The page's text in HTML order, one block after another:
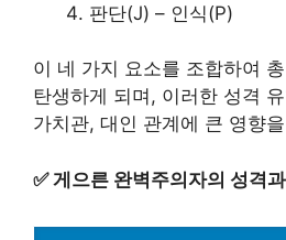
판단(J) – 인식(P)
이 네 가지 요소를 조합하여
탄생하게 되며, 이러한 성격
가치관, 대인 관계에 큰 영향
✅게으른 완벽주의자의 성격